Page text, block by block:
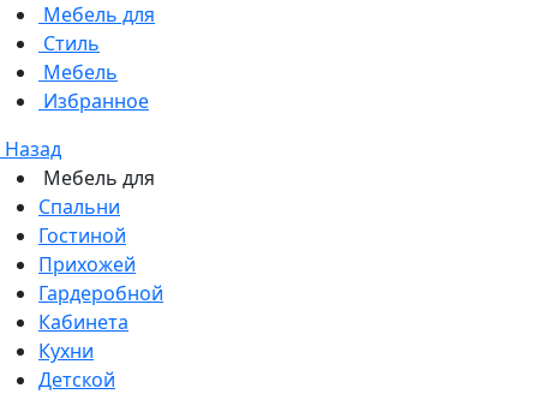
Мебель для
Стиль
Мебель
Избранное
Назад
Мебель для
Спальни
Гостиной
Прихожей
Гардеробной
Кабинета
Кухни
Детской